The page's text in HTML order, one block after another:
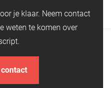
je klaar. Neem contact
weten te komen over